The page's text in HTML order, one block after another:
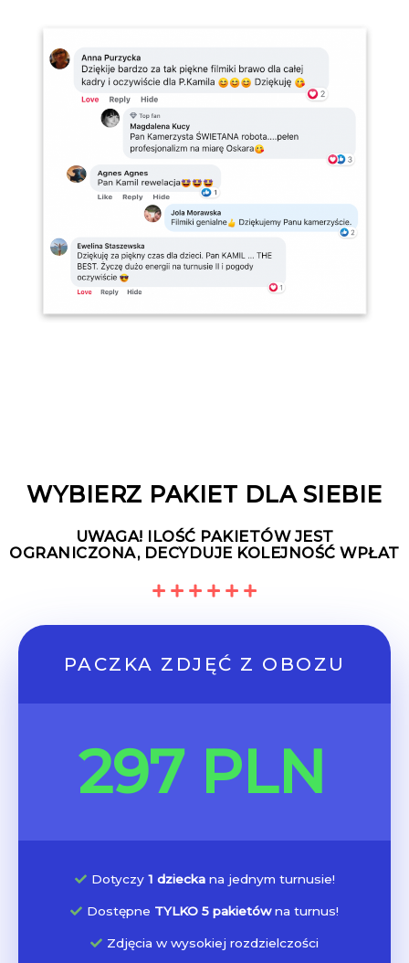
WYBIERZ PAKIET DLA SIEBIE
UWAGA! ILOŚĆ PAKIETÓW JEST
OGRANICZONA, DECYDUJE KOLEJNOŚĆ WPŁAT
PACZKA ZDJĘĆ Z OBOZU
297 PLN
Dotyczy 1 dzieckana jednym turnusie!
Dostępne TYLKO 5 pakietówna turnus!
Zdjęcia w wysokiej rozdzielczości